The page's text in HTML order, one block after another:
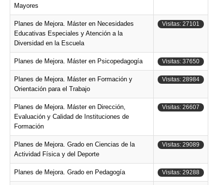
Mayores
Planes de Mejora. Máster en Necesidades
Educativas Especiales y Atención a la
Diversidad en la Escuela
Visitas: 27101
Planes de Mejora. Máster en Psicopedagogía Visitas: 37650
Planes de Mejora. Máster en Formación y
Orientación para el Trabajo
Visitas: 28984
Planes de Mejora. Máster en Dirección,
Evaluación y Calidad de Instituciones de
Formación
Visitas: 26607
Planes de Mejora. Grado en Ciencias de la
Actividad Física y del Deporte
Visitas: 29089
Planes de Mejora. Grado en Pedagogía Visitas: 29288